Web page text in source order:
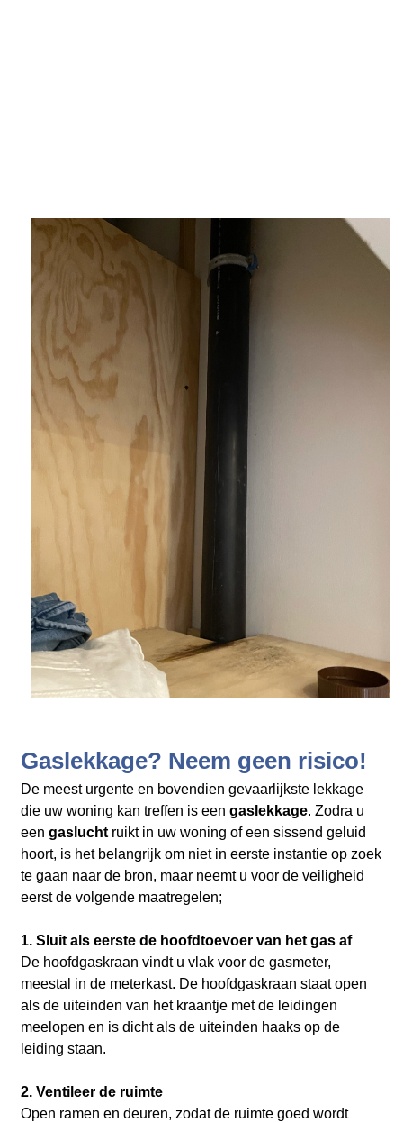
Gaslekkage? Neem geen risico!
De meest urgente en bovendien gevaarlijkste lekkage
die uw woning kan treffen is een gaslekkage. Zodra u
een gasluchtruikt in uw woning of een sissend geluid
hoort, is het belangrijk om niet in eerste instantie op zoek
te gaan naar de bron, maar neemt u voor de veiligheid
eerst de volgende maatregelen;
1. Sluit als eerste de hoofdtoevoer van het gas af
De hoofdgaskraan vindt u vlak voor de gasmeter,
meestal in de meterkast. De hoofdgaskraan staat open
als de uiteinden van het kraantje met de leidingen
meelopen en is dicht als de uiteinden haaks op de
leiding staan.
2. Ventileer de ruimte
Open ramen en deuren, zodat de ruimte goed wordt